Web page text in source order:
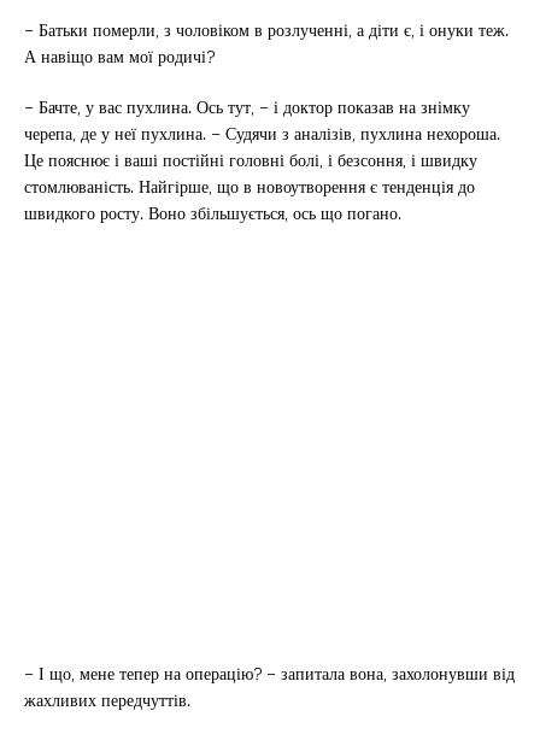
– Батьки померли, з чоловіком в розлученні, а діти є, і онуки теж.
А навіщо вам мої родичі?
– Бачте, у вас пухлина. Ось тут, – і доктор показав на знімку
черепа, де у неї пухлина. – Судячи з аналізів, пухлина нехороша.
Це пояснює і ваші постійні головні болі, і безсоння, і швидку
стомлюваність. Найгірше, що в новоутворення є тенденція до
швидкого росту. Воно збільшується, ось що погано.
– І що, мене тепер на операцію? – запитала вона, захолонувши від
жахливих передчуттів.